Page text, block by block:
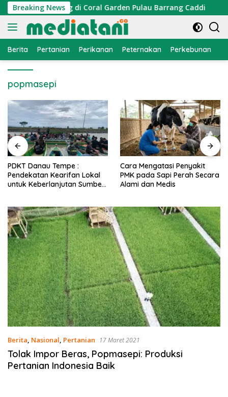
Langsung
ke
konten
Breaking News
Dipasang di Coral Garden Pulau Barrang Caddi
Berita Pertanian Perikanan Peternakan Perkebunan
popmasepi
PDKT Danau Tempe :
Pendekatan Kearifan Lokal
untuk Keberlanjutan Sumber
Cara Mengatasi Penyakit
PMK pada Sapi Perah Secara
Alami dan Medis
Berita, Nasional, Pertanian 17 Maret 2021
Tolak Impor Beras, Popmasepi: Produksi
Pertanian Indonesia Baik